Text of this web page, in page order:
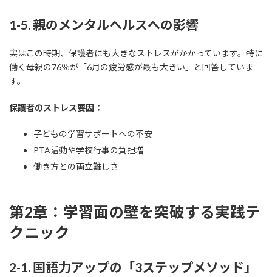
1-5. 親のメンタルヘルスへの影響
実はこの時期、保護者にも大きなストレスがかかっています。特に
働く母親の76％が「6月の疲労感が最も大きい」と回答していま
す。
保護者のストレス要因：
子どもの学習サポートへの不安
PTA活動や学校行事の負担増
働き方との両立難しさ
第2章：学習面の壁を突破する実践テ
クニック
2-1. 国語力アップの「3ステップメソッド」